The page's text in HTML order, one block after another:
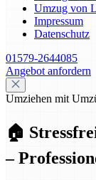
Umzug von
Impressum
Datenschutz
01579-2644085
Angebot anfordern
Umziehen mit
🏠
–